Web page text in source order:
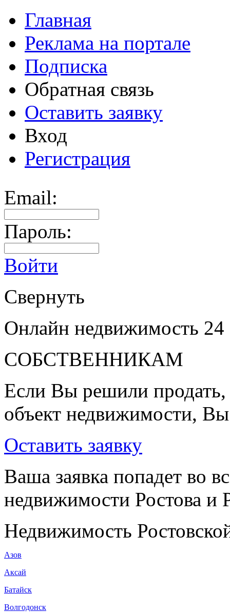
Главная
Реклама на портале
Подписка
Обратная связь
Оставить заявку
Вход
Регистрация
Email:
Пароль:
Войти
Свернуть
Онлайн недвижимость 24
СОБСТВЕННИКАМ
Если Вы решили продать,
объект недвижимости,
Оставить заявку
Ваша заявка попадет во
недвижимости Ростова и
Недвижимость
Азов
Аксай
Батайск
Волгодонск